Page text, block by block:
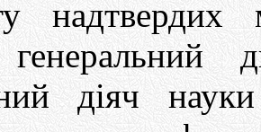
надтвердих
діяч